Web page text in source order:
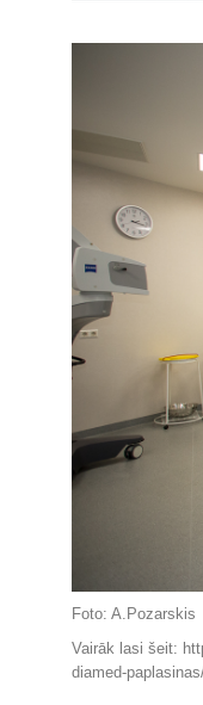
Foto: A.Pozarskis
Vairāk lasi šeit:
diamed-